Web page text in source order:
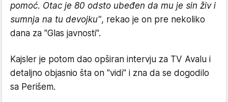
pomoć. Otac je 80 odsto ubeđen da mu je sin živ i
sumnja na tu devojku", rekao je on pre nekoliko
dana za "Glas javnosti".
Kajsler je potom dao opširan intervju za TV Avalu i
detaljno objasnio šta on "vidi" i zna da se dogodilo
sa Perišem.